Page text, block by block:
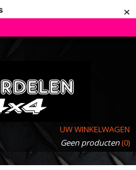
×
UW WINKELWAGEN
Geen producten(0)